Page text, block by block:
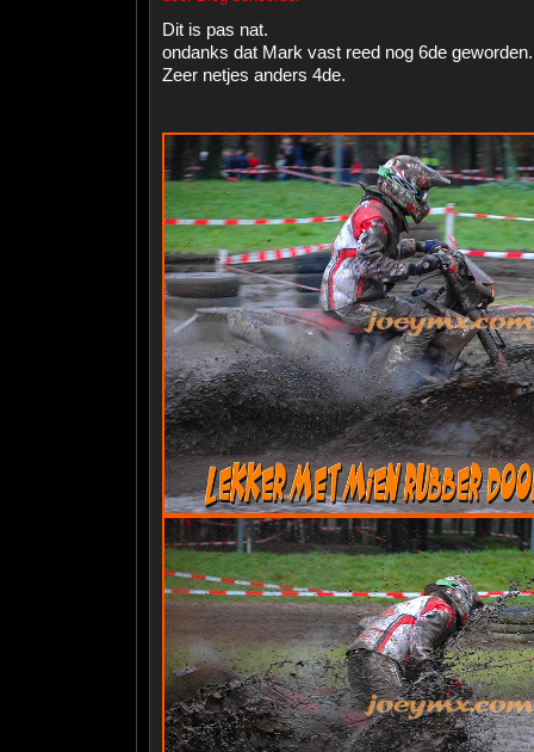
Dit is pas nat.
ondanks dat Mark vast reed nog 6de geworden.
Zeer netjes anders 4de.